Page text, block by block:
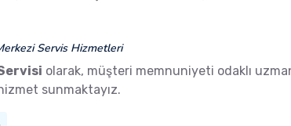
Servis Hizmetleri
olarak, müşteri memnuniyeti odaklı
sunmaktayız.